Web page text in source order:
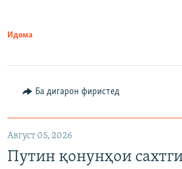
Идома
Ба дигарон фиристед
Август 05, 2026
Путин қонунҳои